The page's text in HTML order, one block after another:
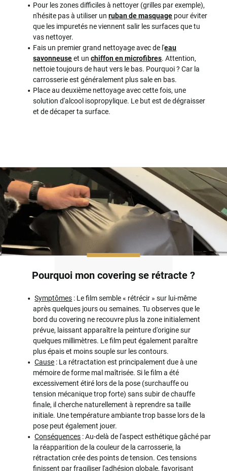
Pour les zones difficiles à nettoyer (grilles par exemple),
n'hésite pas à utiliser unruban de masquage pour éviter
que les impuretés ne viennent salir les surfaces que tu
vas nettoyer.
Fais un premier grand nettoyage avec de l'eau
savonneuseet unchiffon en microfibres. Attention,
nettoie toujours de haut vers le bas. Pourquoi ? Car la
carrosserie est généralement plus sale en bas.
Place au deuxième nettoyage avec cette fois, une
solution d'alcool isopropylique. Le but est de dégraisser
et de décaper ta surface.
Pourquoi mon covering se rétracte ?
Symptômes : Le film semble « rétrécir » sur lui-même
après quelques jours ou semaines. Tu observes que le
bord du covering ne recouvre plus la zone initialement
prévue, laissant apparaître la peinture d'origine sur
quelques millimètres. Le film peut également paraître
plus épais et moins souple sur les contours.
Cause : La rétractation est principalement due à une
mémoire de forme mal maîtrisée. Si le film a été
excessivement étiré lors de la pose (surchauffe ou
tension mécanique trop forte) sans subir de chauffe
finale, il cherche naturellement à reprendre sa taille
initiale. Une température ambiante trop basse lors de la
pose peut également jouer.
Conséquences : Au-delà de l'aspect esthétique gâché par
la réapparition de la couleur de la carrosserie, la
rétractation crée des points de tension. Ces tensions
finissent par fragiliser l'adhésion globale, favorisant